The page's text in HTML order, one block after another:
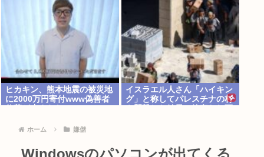
ヒカキン、熊本地震の被災地
に2000万円寄付www偽善者
イスラエル人さん「ハイキン
グ」と称してパレスチナの村
ホーム 嫌儲
Windowsのパソコンが出てくる